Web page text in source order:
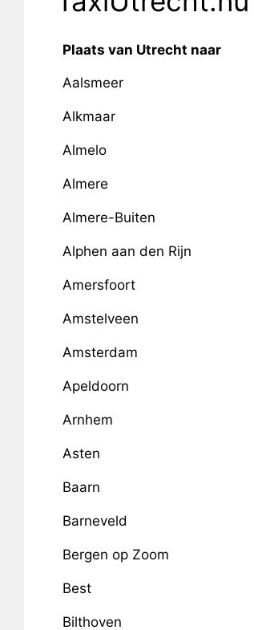
Plaats van Utrecht naar
Aalsmeer
Alkmaar
Almelo
Almere
Almere-Buiten
Alphen aan den Rijn
Amersfoort
Amstelveen
Amsterdam
Apeldoorn
Arnhem
Asten
Baarn
Barneveld
Bergen op Zoom
Best
Bilthoven